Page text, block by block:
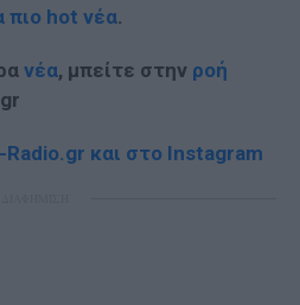
πιο hot νέα.
νέα, μπείτε στην ροή
και στο Instagram